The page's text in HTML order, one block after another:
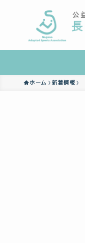
ホーム 新着情報